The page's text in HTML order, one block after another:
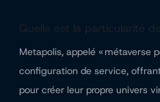
Quelle est la particularité
Metapolis, appelé « métaverse
configuration de service,
pour créer leur propre univers